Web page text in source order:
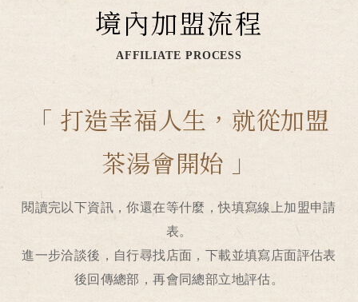
境內加盟流程
AFFILIATE PROCESS
「 打造幸福人生，就從加盟
茶湯會開始 」
閱讀完以下資訊，你還在等什麼，快填寫線上加盟申請
表。
進一步洽談後，自行尋找店面，下載並填寫店面評估表
後回傳總部，再會同總部立地評估。